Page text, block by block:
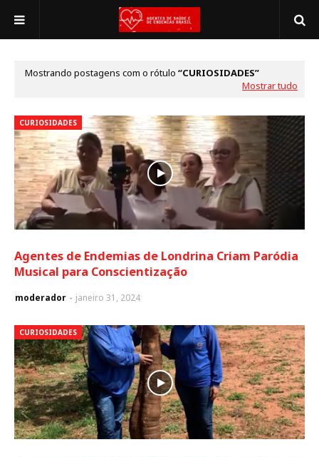
Mostrando postagens com o rótulo
CURIOSIDADES
Mostrar tudo
CURIOSIDADES
Agentes de Endemias de Londrina Criam Paródia
Musical para Conscientização
moderador janeiro 31, 2024
CURIOSIDADES